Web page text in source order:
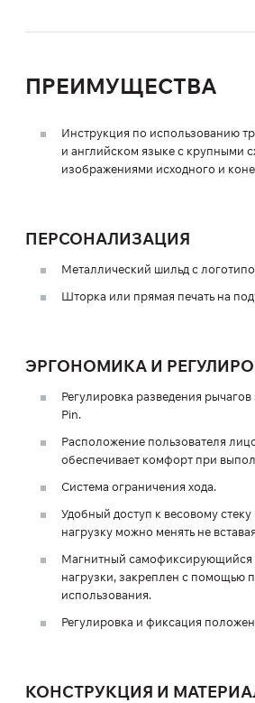
ПРЕИМУЩЕСТВА
Инструкция по использованию
и английском языке с крупными
изображениями исходного и
ПЕРСОНАЛИЗАЦИЯ
Металлический шильд с
Шторка или прямая печать на
ЭРГОНОМИКА И
Регулировка разведения рычагов
Pin.
Расположение пользователя
обеспечивает комфорт при
Система ограничения хода.
Удобный доступ к весовому
нагрузку можно менять не
Магнитный самофиксирующийся
нагрузки, закреплен с помощью
использования.
Регулировка и фиксация
КОНСТРУКЦИЯ И